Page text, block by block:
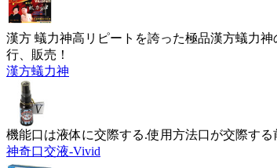
漢方 蟻力神高リピートを誇った極品漢方蟻力
行、販売！
漢方蟻力神
機能口は液体に交際する.使用方法口が交際す
神奇口交液-Vivid